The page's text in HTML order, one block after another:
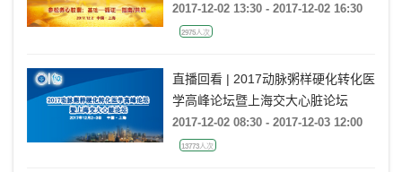
海站)
2017-12-02 13:30 - 2017-12-02 16:30
2975人次
直播回看 | 2017动脉粥样硬化转化医
学高峰论坛暨上海交大心脏论坛
2017-12-02 08:30 - 2017-12-03 12:00
13773人次